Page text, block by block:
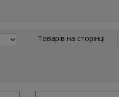
Товарів на сторінці